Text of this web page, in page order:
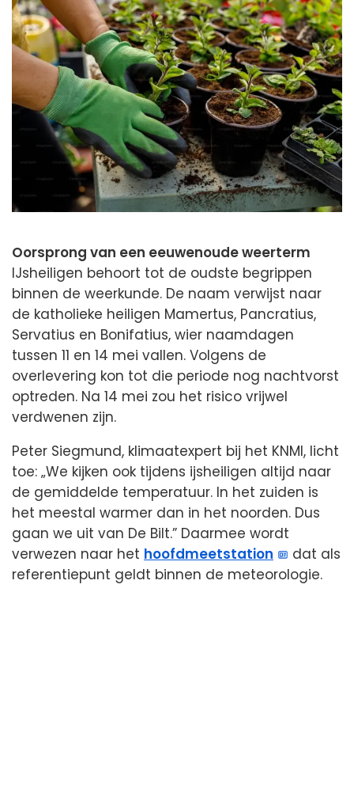
Oorsprong van een eeuwenoude weerterm
IJsheiligen behoort tot de oudste begrippen
binnen de weerkunde. De naam verwijst naar
de katholieke heiligen Mamertus, Pancratius,
Servatius en Bonifatius, wier naamdagen
tussen 11 en 14 mei vallen. Volgens de
overlevering kon tot die periode nog nachtvorst
optreden. Na 14 mei zou het risico vrijwel
verdwenen zijn.
Peter Siegmund, klimaatexpert bij het KNMI, licht
toe: „We kijken ook tijdens ijsheiligen altijd naar
de gemiddelde temperatuur. In het zuiden is
het meestal warmer dan in het noorden. Dus
gaan we uit van De Bilt.” Daarmee wordt
verwezen naar het hoofdmeetstation
dat als
referentiepunt geldt binnen de meteorologie.